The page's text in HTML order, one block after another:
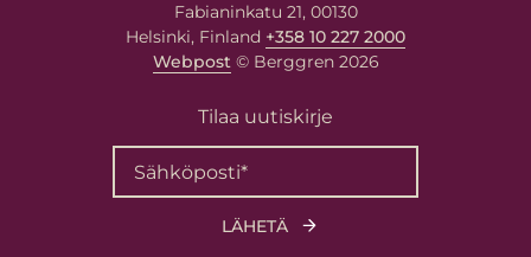
Fabianinkatu 21, 00130
Helsinki, Finland +358 10 227 2000
Webpost© Berggren 2026
Tilaa uutiskirje